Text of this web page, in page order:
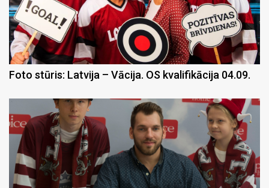
Foto stūris: Latvija – Vācija. OS kvalifikācija 04.09.